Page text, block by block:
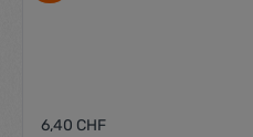
Regulärer Preis:
6,40 CHF